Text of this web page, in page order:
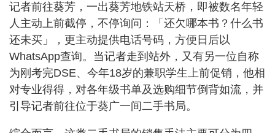
记者前往葵芳，一出葵芳地铁站天桥，即被数名年轻
人主动上前截停，不停询问：「还欠哪本书？什么书
还未买」，更主动提供电话号码，方便日后以
WhatsApp查询。当记者走到站外，又有另一位自称
为刚考完DSE、今年18岁的兼职学生上前促销，他相
对专业得得，对各年级书单及选购细节倒背如流，并
引导记者前往位于葵广一间二手书局。